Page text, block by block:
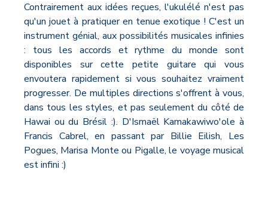
Contrairement aux idées reçues, l'ukulélé n'est pas
qu'un jouet à pratiquer en tenue exotique ! C'est un
instrument génial, aux possibilités musicales infinies
: tous les accords et rythme du monde sont
disponibles sur cette petite guitare qui vous
envoutera rapidement si vous souhaitez vraiment
progresser. De multiples directions s'offrent à vous,
dans tous les styles, et pas seulement du côté de
Hawai ou du Brésil :). D'Ismaël Kamakawiwo'ole à
Francis Cabrel, en passant par Billie Eilish, Les
Pogues, Marisa Monte ou Pigalle, le voyage musical
est infini :)